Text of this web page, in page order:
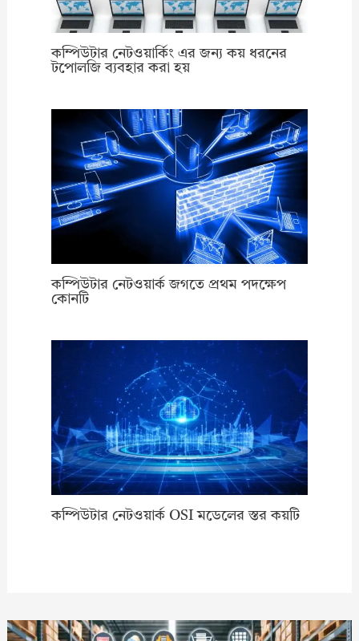
কম্পিউটার নেটওয়ার্কিং এর জন্য কয় ধরনের
টপোলজি ব্যবহার করা হয়
কম্পিউটার নেটওয়ার্ক জগতে প্রথম পদক্ষেপ
কোনটি
কম্পিউটার নেটওয়ার্ক OSI মডেলের স্তর কয়টি